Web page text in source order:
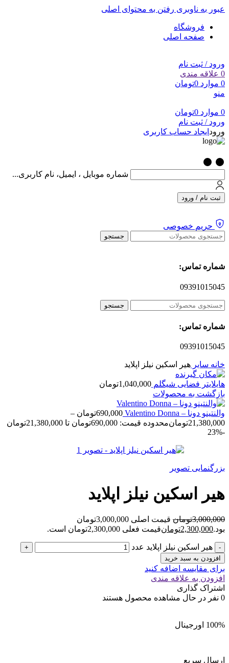
عبور به ناوبری رفتن به محتوای اصلی
فروشگاه
صفحه اصلی
ورود / ثبت نام
0 علاقه مندی
0 موارد 0تومان
منو
0 موارد 0تومان
ورود / ثبت نام
ورود ایجاد حساب کاربری
شماره موبایل ، ایمیل، نام کاربری...
ثبت نام / ورود
حریم خصوصی
جستجو
شماره تماس:
09391015045
جستجو
شماره تماس:
09391015045
خانه سایر هیر اسکین نیلز اپلاید
هایلایتر فضایی شیگلم 1,040,000تومان
بازگشت به محصولات
والنتینو دونا – Valentino Donna 690,000تومان –
21,380,000تومانمحدوده قیمت: 690,000تومان تا 21,380,000تومان
-23%
بزرگنمایی تصویر
هیر اسکین نیلز اپلاید
3,000,000تومان
قیمت اصلی 3,000,000تومان
بود.2,300,000تومانقیمت فعلی 2,300,000تومان است.
هیر اسکین نیلز اپلاید عدد
افزودن به سبد خرید
برای مقایسه اضافه کنید
افزودن به علاقه مندی
اشتراک گذاری
0 نفر در حال مشاهده محصول هستند
100% اورجینال
ارسال سریع